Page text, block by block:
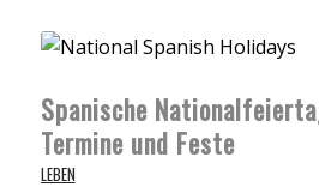
Spanische
Termine und Feste
LEBEN